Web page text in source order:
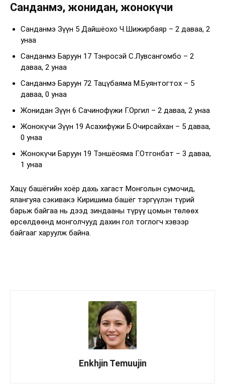
Санданмэ, жонидан, жонокүчи
Санданмэ Зүүн 5 Дайшёохо Ч.Шижирбаяр – 2 даваа, 2
унаа
Санданмэ Баруун 17 Тэнросэй С.Лувсангомбо – 2
даваа, 2 унаа
Санданмэ Баруун 72 Тацүбаяма М.Буянтогтох – 5
даваа, 0 унаа
Жонидан Зүүн 6 Сачинофүжи Г.Оргил – 2 даваа, 2 унаа
Жонокүчи Зүүн 19 Асахифүжи Б.Очирсайхан – 5 даваа,
0 унаа
Жонокүчи Баруун 19 Тэншёояма Г.Отгонбат – 3 даваа,
1 унаа
Хацү башёгийн хоёр дахь хагаст Монголын сумочид,
ялангуяа сэкивакэ Киришима башёг тэргүүлэн түрий
барьж байгаа нь дээд зиндааны түрүү цомын төлөөх
өрсөлдөөнд монголчууд дахин гол тоглогч хэвээр
байгааг харуулж байна.
Enkhjin Temuujin